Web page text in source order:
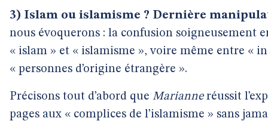
3) Islam ou islamisme ? Dernière
nous évoquerons : la confusion soigneusement
« islam » et « islamisme », voire même entre «
« personnes d’origine étrangère ».
Précisons tout d’abord que Marianneréussit
pages aux « complices de l’islamisme » sans